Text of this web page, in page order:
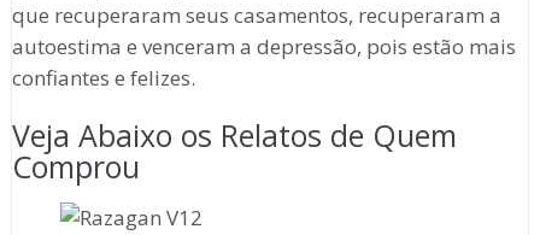
que recuperaram seus casamentos, recuperaram a
autoestima e venceram a depressão, pois estão mais
confiantes e felizes.
Veja Abaixo os Relatos de Quem
Comprou